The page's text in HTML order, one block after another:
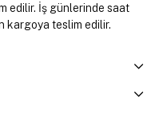
edilir. İş günlerinde saat
kargoya teslim edilir.